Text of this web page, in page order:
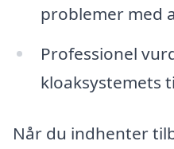
problemer med
Professionel
kloaksystemets
Når du indhenter